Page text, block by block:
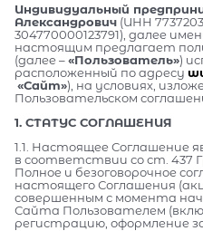
Индивидуальный
Александрович (ИНН
304770000123791), далее
настоящим предлагает
(далее –«Пользователь»)
расположенный по адресу
«Сайт»), на условиях,
Пользовательском
1. СТАТУС СОГЛАШЕНИЯ
1.1. Настоящее Соглашение
в соответствии со ст. 437
Полное и безоговорочное
настоящего Соглашения
совершенным с момента
Сайта Пользователем
регистрацию, оформление